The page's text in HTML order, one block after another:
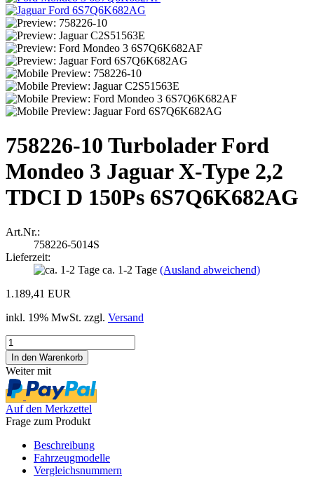
758226-10 Turbolader Ford
Mondeo 3 Jaguar X-Type 2,2
TDCI D 150Ps 6S7Q6K682AG
Art.Nr.:
758226-5014S
Lieferzeit:
ca. 1-2 Tage (Ausland abweichend)
1.189,41 EUR
inkl. 19% MwSt. zzgl. Versand
Weiter mit
Auf den Merkzettel
Frage zum Produkt
Beschreibung
Fahrzeugmodelle
Vergleichsnummern